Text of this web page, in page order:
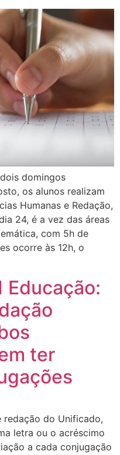
domingos
os alunos realizam
Humanas e Redação,
24, é a vez das áreas
com 5h de
ocorre às 12h, o
Educação:
ter
do Unificado,
letra ou o acréscimo
a cada conjugação